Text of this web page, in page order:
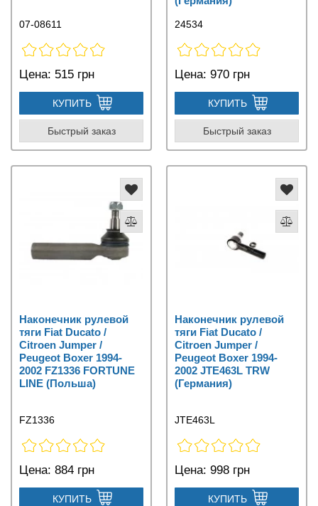
07-08611
Цена: 515 грн
КУПИТЬ
Быстрый заказ
24534
Цена: 970 грн
КУПИТЬ
Быстрый заказ
Наконечник рулевой
тяги Fiat Ducato /
Citroen Jumper /
Peugeot Boxer 1994-
2002 FZ1336 FORTUNE
LINE (Польша)
FZ1336
Цена: 884 грн
КУПИТЬ
Наконечник рулевой
тяги Fiat Ducato /
Citroen Jumper /
Peugeot Boxer 1994-
2002 JTE463L TRW
(Германия)
JTE463L
Цена: 998 грн
КУПИТЬ